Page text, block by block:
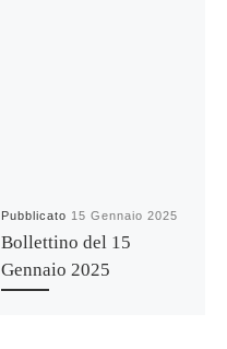
Pubblicato 15 Gennaio 2025
Bollettino del 15
Gennaio 2025